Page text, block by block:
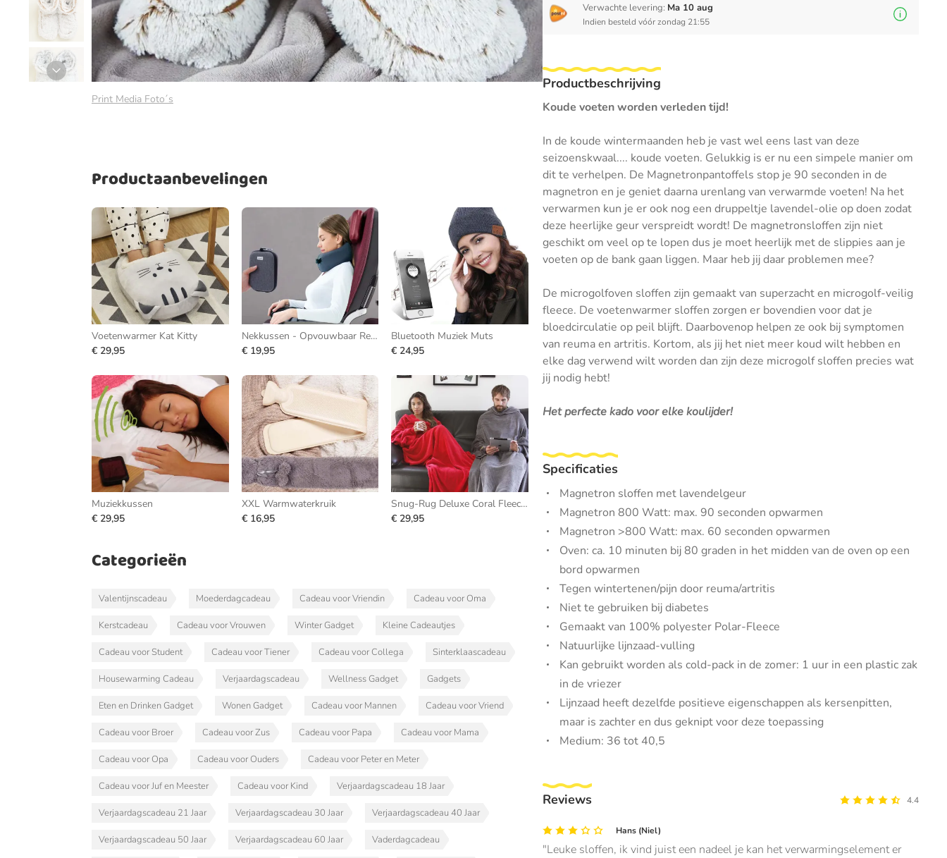
Print Media Foto´s
Productaanbevelingen
Voetenwarmer Kat Kitty
€ 29,95
Nekkussen - Opvouwbaar Reiskussen
€ 19,95
Bluetooth Muziek Muts
€ 24,95
Muziekkussen
€ 29,95
XXL Warmwaterkruik
€ 16,95
Snug-Rug Deluxe Coral Fleece Deken
€ 29,95
Categorieën
Valentijnscadeau Moederdagcadeau Cadeau voor Vriendin Cadeau voor Oma
Kerstcadeau Cadeau voor Vrouwen Winter Gadget Kleine Cadeautjes
Cadeau voor Student Cadeau voor Tiener Cadeau voor Collega Sinterklaascadeau
Housewarming Cadeau Verjaardagscadeau Wellness Gadget Gadgets
Eten en Drinken Gadget Wonen Gadget Cadeau voor Mannen Cadeau voor Vriend
Cadeau voor Broer Cadeau voor Zus Cadeau voor Papa Cadeau voor Mama
Cadeau voor Opa Cadeau voor Ouders Cadeau voor Peter en Meter
Cadeau voor Juf en Meester Cadeau voor Kind Verjaardagscadeau 18 Jaar
Verjaardagscadeau 21 Jaar Verjaardagscadeau 30 Jaar Verjaardagscadeau 40 Jaar
Verjaardagscadeau 50 Jaar Verjaardagscadeau 60 Jaar Vaderdagcadeau
Verwachte levering: Ma 10 aug
Indien besteld vóór zondag 21:55
Productbeschrijving
Koude voeten worden verleden tijd!
In de koude wintermaanden heb je vast wel eens last van deze
seizoenskwaal.... koude voeten. Gelukkig is er nu een simpele manier om
dit te verhelpen. De Magnetronpantoffels stop je 90 seconden in de
magnetron en je geniet daarna urenlang van verwarmde voeten! Na het
verwarmen kun je er ook nog een druppeltje lavendel-olie op doen zodat
deze heerlijke geur verspreidt wordt! De magnetronsloffen zijn niet
geschikt om veel op te lopen dus je moet heerlijk met de slippies aan je
voeten op de bank gaan liggen. Maar heb jij daar problemen mee?
De microgolfoven sloffen zijn gemaakt van superzacht en microgolf-veilig
fleece. De voetenwarmer sloffen zorgen er bovendien voor dat je
bloedcirculatie op peil blijft. Daarbovenop helpen ze ook bij symptomen
van reuma en artritis. Kortom, als jij het niet meer koud wilt hebben en
elke dag verwend wilt worden dan zijn deze microgolf sloffen precies wat
jij nodig hebt!
Het perfecte kado voor elke koulijder!
Specificaties
Magnetron sloffen met lavendelgeur
Magnetron 800 Watt: max. 90 seconden opwarmen
Magnetron >800 Watt: max. 60 seconden opwarmen
Oven: ca. 10 minuten bij 80 graden in het midden van de oven op een
bord opwarmen
Tegen wintertenen/pijn door reuma/artritis
Niet te gebruiken bij diabetes
Gemaakt van 100% polyester Polar-Fleece
Natuurlijke lijnzaad-vulling
Kan gebruikt worden als cold-pack in de zomer: 1 uur in een plastic zak
in de vriezer
Lijnzaad heeft dezelfde positieve eigenschappen als kersenpitten,
maar is zachter en dus geknipt voor deze toepassing
Medium: 36 tot 40,5
Reviews 4.4
Hans (Niel)
Leuke sloffen, ik vind juist een nadeel je kan het verwarmingselement er